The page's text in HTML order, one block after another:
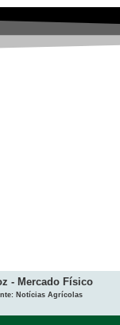
- Mercado Físico
Notícias Agrícolas